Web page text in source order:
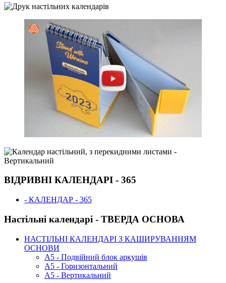
ВІДРИВНІ КАЛЕНДАРІ - 365
- КАЛЕНДАР - 365
Настільні календарі - ТВЕРДА ОСНОВА
НАСТІЛЬНІ КАЛЕНДАРІ З КАШИРУВАННЯМ
ОСНОВИ
А5 - Подвійний блок аркушів
А5 - Горизонтальний
А5 - Вертикальний